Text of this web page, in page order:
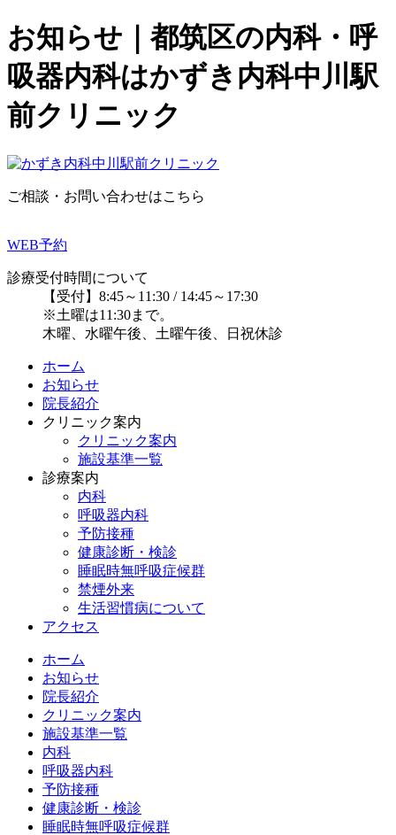
お知らせ｜都筑区の内科・呼
吸器内科はかずき内科中川駅
前クリニック
ご相談・お問い合わせはこちら
WEB予約
診療受付時間について
【受付】8:45～11:30 / 14:45～17:30
※土曜は11:30まで。
木曜、水曜午後、土曜午後、日祝休診
ホーム
お知らせ
院長紹介
クリニック案内
クリニック案内
施設基準一覧
診療案内
内科
呼吸器内科
予防接種
健康診断・検診
睡眠時無呼吸症候群
禁煙外来
生活習慣病について
アクセス
ホーム
お知らせ
院長紹介
クリニック案内
施設基準一覧
内科
呼吸器内科
予防接種
健康診断・検診
睡眠時無呼吸症候群